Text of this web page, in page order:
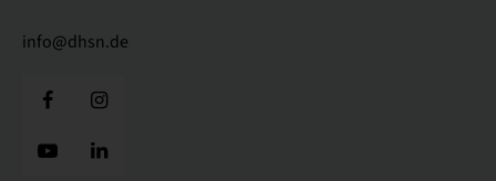
info@dhsn.de